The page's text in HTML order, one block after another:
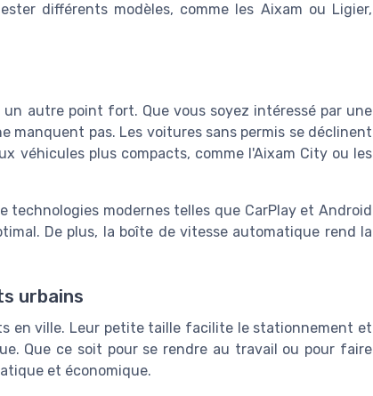
différents modèles, comme les Aixam ou Ligier,
autre point fort. Que vous soyez intéressé par une
manquent pas. Les voitures sans permis se déclinent
véhicules plus compacts, comme l'Aixam City ou les
technologies modernes telles que CarPlay et Android
De plus, la boîte de vitesse automatique rend la
urbains
en ville. Leur petite taille facilite le stationnement et
Que ce soit pour se rendre au travail ou pour faire
et économique.